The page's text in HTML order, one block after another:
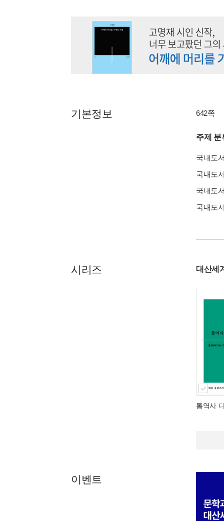
기본정보 642쪽
주제 분
국내도
국내도
국내도
국내도
시리즈 대산세
통역사
이벤트